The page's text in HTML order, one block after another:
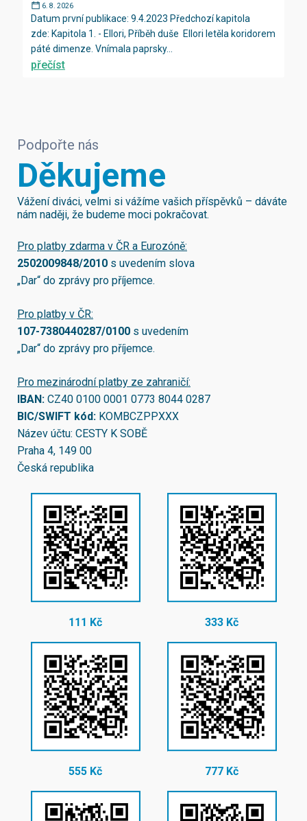
6. 8. 2026
Datum první publikace: 9.4.2023 Předchozí kapitola
zde: Kapitola 1. - Ellori, Příběh duše Ellori letěla koridorem
páté dimenze. Vnímala paprsky...
přečíst
Podpořte nás
Děkujeme
Vážení diváci, velmi si vážíme vašich příspěvků – dáváte
nám naději, že budeme moci pokračovat.
Pro platby zdarma v ČR a Eurozóně:
2502009848/2010 s uvedením slova
„Dar“ do zprávy pro příjemce.
Pro platby v ČR:
107-7380440287/0100 s uvedením
„Dar“ do zprávy pro příjemce.
Pro mezinárodní platby ze zahraničí:
IBAN: CZ40 0100 0001 0773 8044 0287
BIC/SWIFT kód: KOMBCZPPXXX
Název účtu: CESTY K SOBĚ
Praha 4, 149 00
Česká republika
111 Kč 333 Kč
555 Kč 777 Kč